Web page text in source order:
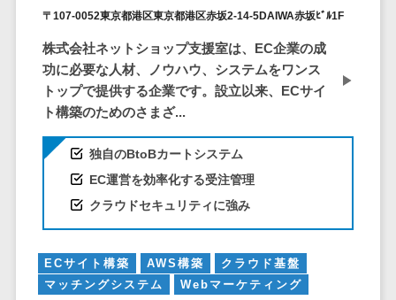
Web出願システム>
バーチャル試着システム>
農業支援システム>
その他業務支援サービス>
データ分析・活用
音声データ活用>
議事録作成ツール>
VOC分析ツール> BIツール>
標的型攻撃メ
セキュリテ
ィ・脆弱性診断
ペネトレーシ
標的型攻撃メ
ス
認証システム
テム
クラウド型セ
〒107-0052東京都港区東京都港区赤坂2-14-5DAIWA赤坂ﾋﾞﾙ1F
株式会社ネットショップ支援室は、EC企業の成
功に必要な人材、ノウハウ、システムをワンス
トップで提供する企業です。設立以来、ECサイ
ト構築のためのさまざ...
独自のBtoBカートシステム
EC運営を効率化する受注管理
クラウドセキュリティに強み
ECサイト構築 AWS構築
クラウド基盤
マッチングシステム
Webマーケティング